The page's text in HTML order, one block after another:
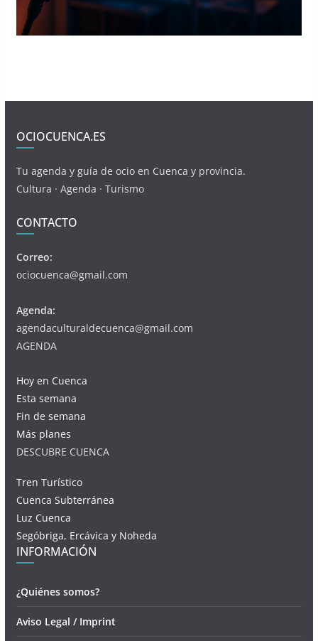
OCIOCUENCA.ES
Tu agenda y guía de ocio en Cuenca y provincia.
Cultura · Agenda · Turismo
CONTACTO
Correo:
ociocuenca@gmail.com
Agenda:
agendaculturaldecuenca@gmail.com
AGENDA
Hoy en Cuenca
Esta semana
Fin de semana
Más planes
DESCUBRE CUENCA
Tren Turístico
Cuenca Subterránea
Luz Cuenca
Segóbriga, Ercávica y Noheda
INFORMACIÓN
¿Quiénes somos?
Aviso Legal / Imprint